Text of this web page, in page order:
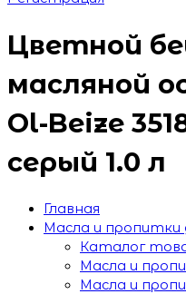
Цветной
масляной
Ol-Beize
серый 1.0 л
Главная
Масла и пропитки
Каталог
Масла и
Масла и